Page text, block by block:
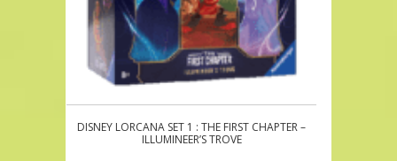
DISNEY LORCANA SET 1 : THE FIRST CHAPTER –
ILLUMINEER’S TROVE